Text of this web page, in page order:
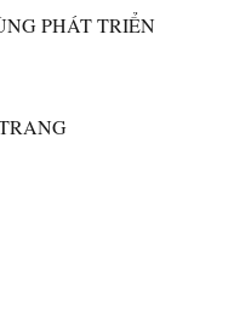
PHÁT TRIỂN